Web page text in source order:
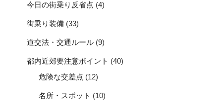
今日の街乗り反省点 (4)
街乗り装備 (33)
道交法・交通ルール (9)
都内近郊要注意ポイント (40)
危険な交差点 (12)
名所・スポット (10)